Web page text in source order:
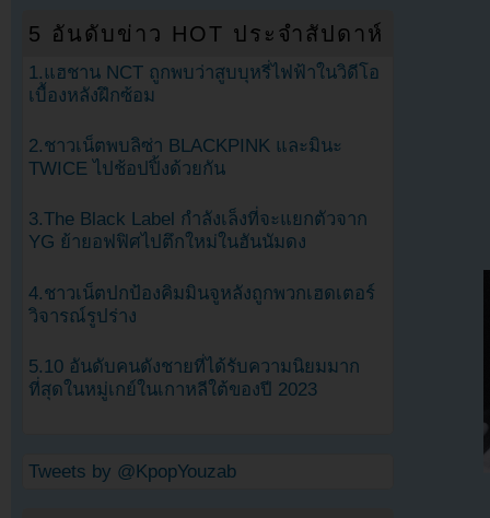
5 อันดับข่าว HOT ประจำสัปดาห์
1.แฮชาน NCT ถูกพบว่าสูบบุหรี่ไฟฟ้าในวิดีโอ
เบื้องหลังฝึกซ้อม
2.ชาวเน็ตพบลิซ่า BLACKPINK และมินะ
TWICE ไปช้อปปิ้งด้วยกัน
3.The Black Label กำลังเล็งที่จะแยกตัวจาก
YG ย้ายอฟฟิศไปตึกใหม่ในฮันนัมดง
4.ชาวเน็ตปกป้องคิมมินจูหลังถูกพวกเฮดเตอร์
วิจารณ์รูปร่าง
5.10 อันดับคนดังชายที่ได้รับความนิยมมาก
ที่สุดในหมู่เกย์ในเกาหลีใต้ของปี 2023
Tweets by @KpopYouzab